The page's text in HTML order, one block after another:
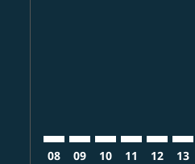
08 09 10 11 12 13